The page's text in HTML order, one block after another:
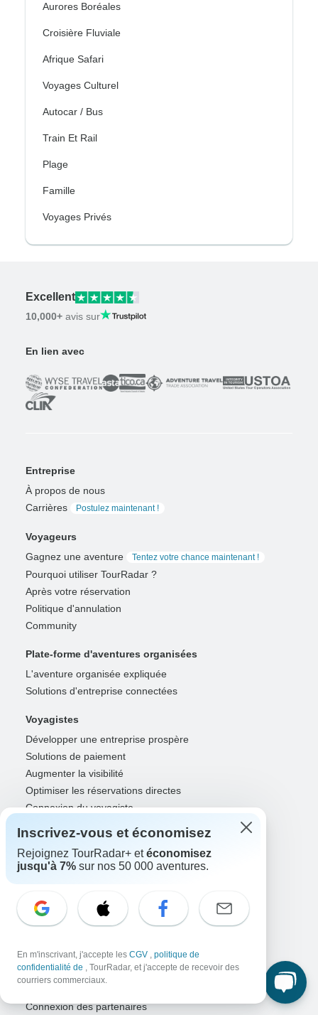
Aurores Boréales
Croisière Fluviale
Afrique Safari
Voyages Culturel
Autocar / Bus
Train Et Rail
Plage
Famille
Voyages Privés
Excellent
10,000+ avis sur
En lien avec
Entreprise
À propos de nous
Carrières
Postulez maintenant !
Voyageurs
Gagnez une aventure
Tentez votre chance maintenant !
Pourquoi utiliser TourRadar ?
Après votre réservation
Politique d'annulation
Community
Plate-forme d'aventures organisées
L'aventure organisée expliquée
Solutions d'entreprise connectées
Voyagistes
Développer une entreprise prospère
Solutions de paiement
Augmenter la visibilité
Optimiser les réservations directes
Connexion du voyagiste
Guides
Guide de l'année
Inscription de guide
Partenaires
RISE: Affiliates & creators
OGD et agences marketing
Connexion des partenaires
Inscrivez-vous et économisez
Rejoignez TourRadar+ etéconomisez
jusqu'à 7% sur nos 50 000 aventures.
En m'inscrivant, j'accepte les CGV , politique de
confidentialité de , TourRadar, et j'accepte de recevoir des
courriers commerciaux.